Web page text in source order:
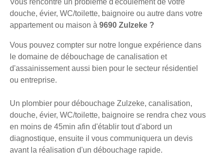
douche, évier, WC/toilette, baignoire ou autre dans votre
appartement ou maison à 9690 Zulzeke ?
Vous pouvez compter sur notre longue expérience dans
le domaine de débouchage de canalisation et
d'assainissement aussi bien pour le secteur résidentiel
ou entreprise.
Un plombier pour débouchage Zulzeke, canalisation,
douche, évier, WC/toilette, baignoire se rendra chez vous
en moins de 45min afin d'établir tout d'abord un
diagnostique, ensuite il vous communiquera un devis
avant la réalisation d'un débouchage rapide.